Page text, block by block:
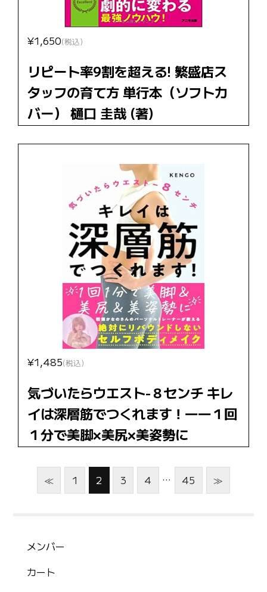
¥1,650(税込)
リピート率9割を超える! 繁盛店ス
タッフの育て方 単行本（ソフトカ
バー） 樋口 圭哉 (著)
¥1,485(税込)
気づいたらウエスト-８センチ キレ
イは深層筋でつくれます！――１回
１分で美脚×美尻×美姿勢に
≪ 1 2 3 4 … 45 ≫
メンバー
カート